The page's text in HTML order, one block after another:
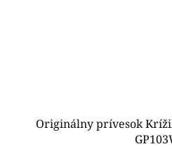
Originálny prívesok